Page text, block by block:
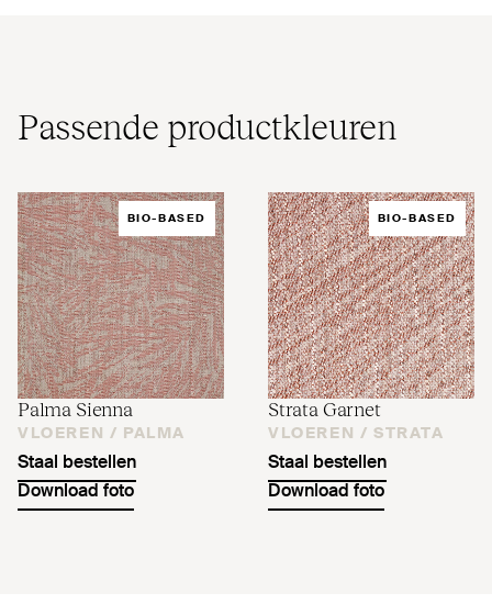
Passende pro­duct­kleuren
BIO-BASED
Palma Sienna
VLOEREN / PALMA
Staal bestellen
Download foto
BIO-BASED
Strata Garnet
VLOEREN / STRATA
Staal bestellen
Download foto